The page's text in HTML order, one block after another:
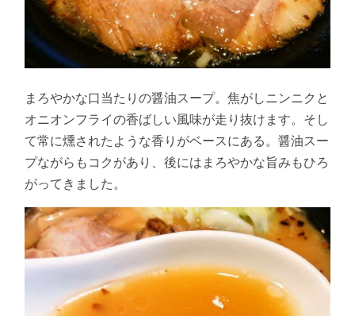
まろやかな口当たりの醤油スープ。焦がしニンニクと
オニオンフライの香ばしい風味が走り抜けます。そし
て常に燻されたような香りがベースにある。醤油スー
プながらもコクがあり、後にはまろやかな旨みもひろ
がってきました。